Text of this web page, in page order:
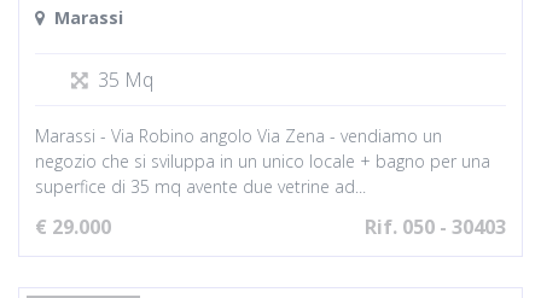
Marassi
35 Mq
Marassi - Via Robino angolo Via Zena - vendiamo un
negozio che si sviluppa in un unico locale + bagno per una
superfice di 35 mq avente due vetrine ad...
€ 29.000 Rif. 050 - 30403